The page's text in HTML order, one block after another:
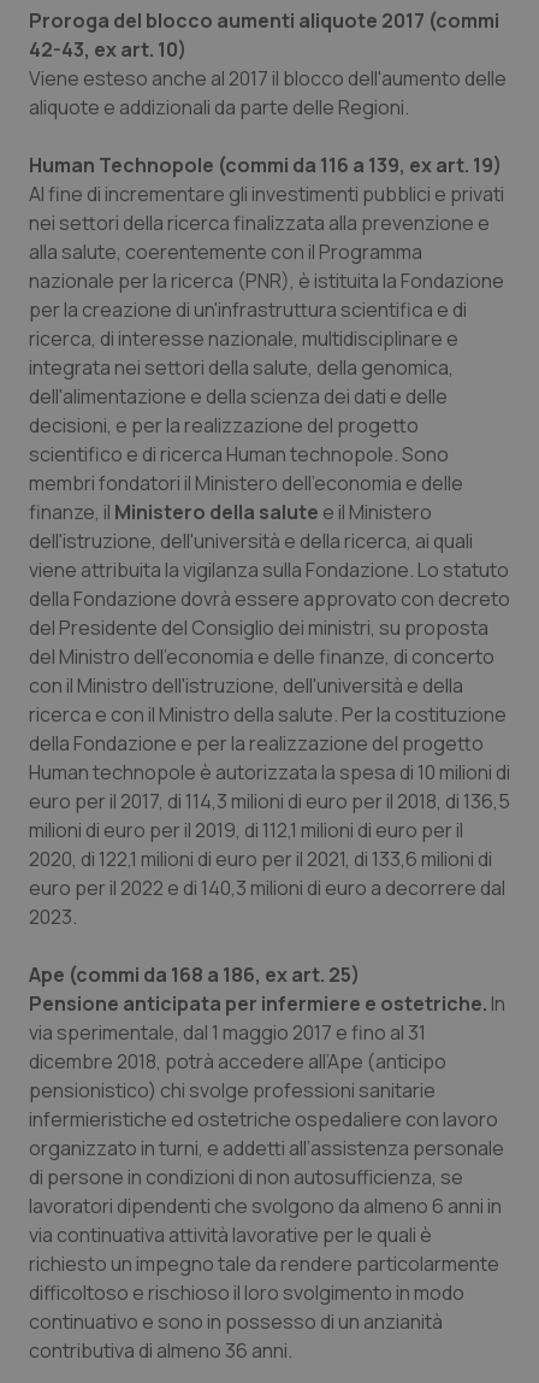
Quotidiano Cardiologia
Quotidiano Chirurgia
Quotidiano Pediatria
Rene & patologie urogenitali
Salute orale & impianti
Sangue & coagulazione
Tiroide
Tumore al seno
Tumore ovarico
Tumori del Polmone & Testa Collo
Tumori gastrointestinali
Ulcera & Reflusso
Vaccini
Proroga del blocco aumenti aliquote 2017 (commi
42-43, ex art. 10)
Viene esteso anche al 2017 il blocco dell'aumento delle
aliquote e addizionali da parte delle Regioni.
Human Technopole (commi da 116 a 139, ex art. 19)
Al fine di incrementare gli investimenti pubblici e privati
nei settori della ricerca finalizzata alla prevenzione e
alla salute, coerentemente con il Programma
nazionale per la ricerca (PNR), è istituita la Fondazione
per la creazione di un'infrastruttura scientifica e di
ricerca, di interesse nazionale, multidisciplinare e
integrata nei settori della salute, della genomica,
dell'alimentazione e della scienza dei dati e delle
decisioni, e per la realizzazione del progetto
scientifico e di ricerca Human technopole. Sono
membri fondatori il Ministero dell'economia e delle
finanze, il Ministero della salute e il Ministero
dell'istruzione, dell'università e della ricerca, ai quali
viene attribuita la vigilanza sulla Fondazione. Lo statuto
della Fondazione dovrà essere approvato con decreto
del Presidente del Consiglio dei ministri, su proposta
del Ministro dell'economia e delle finanze, di concerto
con il Ministro dell'istruzione, dell'università e della
ricerca e con il Ministro della salute. Per la costituzione
della Fondazione e per la realizzazione del progetto
Human technopole è autorizzata la spesa di 10 milioni di
euro per il 2017, di 114,3 milioni di euro per il 2018, di 136,5
milioni di euro per il 2019, di 112,1 milioni di euro per il
2020, di 122,1 milioni di euro per il 2021, di 133,6 milioni di
euro per il 2022 e di 140,3 milioni di euro a decorrere dal
2023.
Ape (commi da 168 a 186, ex art. 25)
Pensione anticipata per infermiere e ostetriche. In
via sperimentale, dal 1 maggio 2017 e fino al 31
dicembre 2018, potrà accedere all’Ape (anticipo
pensionistico) chi svolge professioni sanitarie
infermieristiche ed ostetriche ospedaliere con lavoro
organizzato in turni, e addetti all’assistenza personale
di persone in condizioni di non autosufficienza, se
lavoratori dipendenti che svolgono da almeno 6 anni in
via continuativa attività lavorative per le quali è
richiesto un impegno tale da rendere particolarmente
difficoltoso e rischioso il loro svolgimento in modo
continuativo e sono in possesso di un anzianità
contributiva di almeno 36 anni.